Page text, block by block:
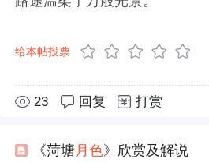
给本帖投票
23 回复 打赏
《菏塘 月色》欣赏及解说